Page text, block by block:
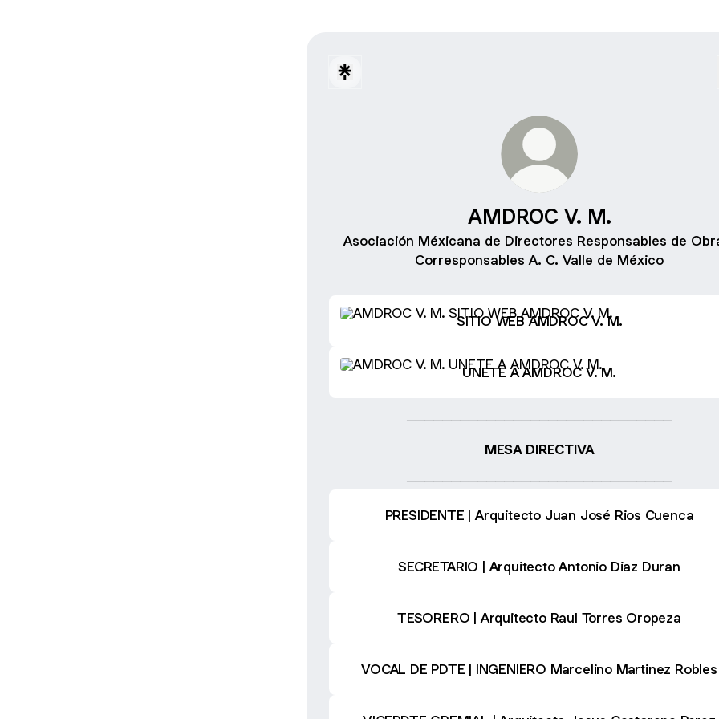
AMDROC V. M.
Asociación Méxicana de Directores Responsables de
Corresponsables A. C. Valle de México
SITIO WEB AMDROC V. M.
UNETE A AMDROC V. M.
──────────────────────────────
MESA DIRECTIVA
──────────────────────────────
PRESIDENTE | Arquitecto Juan José Rios Cuenca
SECRETARIO | Arquitecto Antonio Diaz Duran
TESORERO | Arquitecto Raul Torres Oropeza
VOCAL DE PDTE | INGENIERO Marcelino Martinez Robles